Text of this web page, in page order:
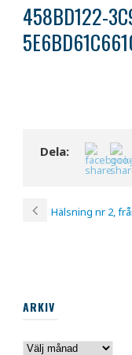
458BD122-
Dela:
Hälsning nr 2,
ARKIV
Arkiv